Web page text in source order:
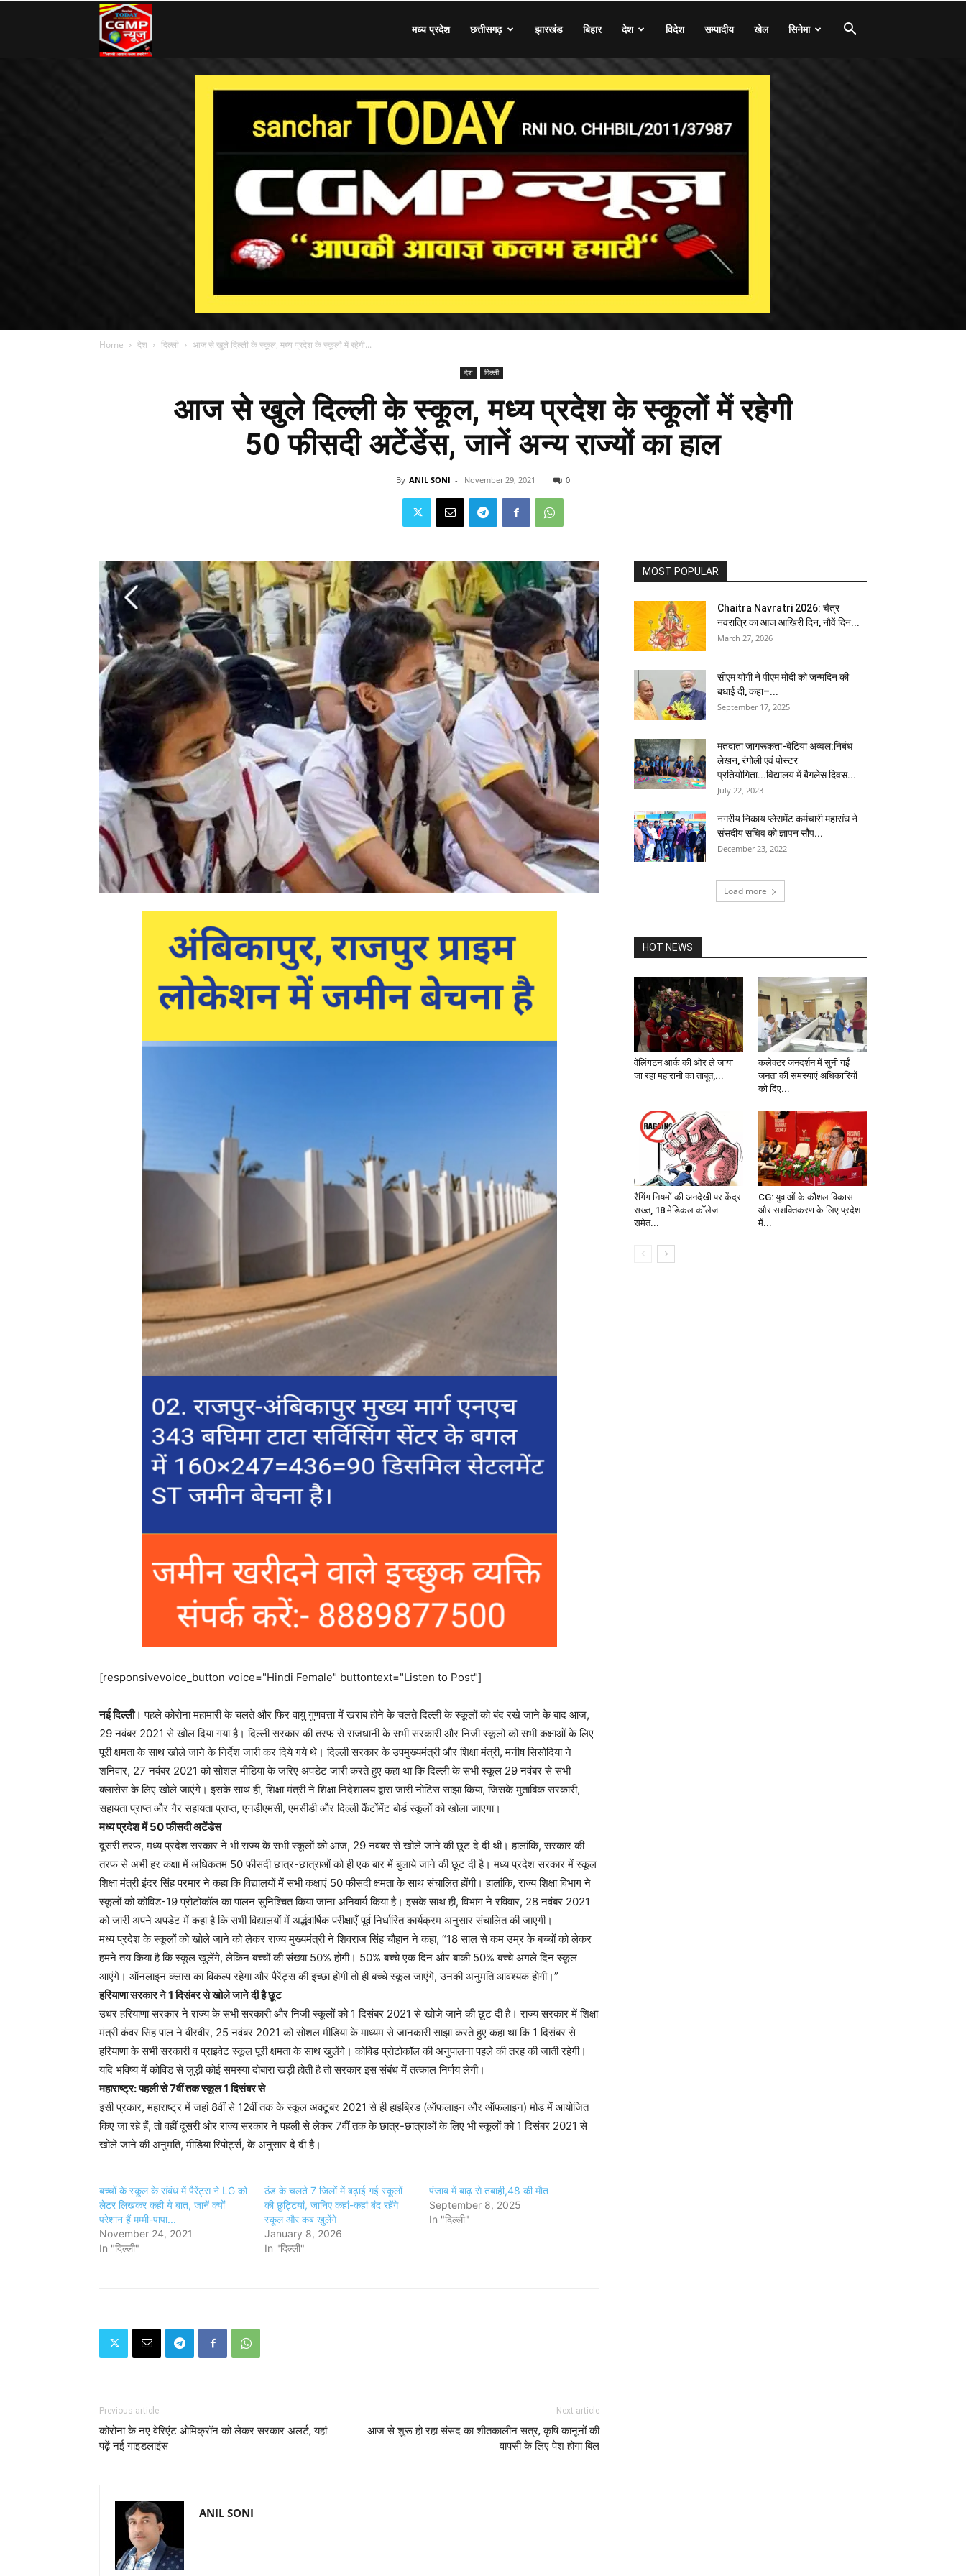
मध्य प्रदेश छत्तीसगढ़ झारखंड बिहार देश विदेश सम्पादीय खेल सिनेमा
Home देश दिल्ली आज से खुले दिल्ली के स्कूल, मध्य प्रदेश के स्कूलों में रहेगी...
देश दिल्ली
आज से खुले दिल्ली के स्कूल, मध्य प्रदेश के स्कूलों में रहेगी
50 फीसदी अटेंडेंस, जानें अन्य राज्यों का हाल
By ANIL SONI - November 29, 2021 0
[responsivevoice_button voice="Hindi Female" buttontext="Listen to Post"]
नई दिल्ली। पहले कोरोना महामारी के चलते और फिर वायु गुणवत्ता में खराब होने के चलते दिल्ली के स्कूलों को बंद रखे जाने के बाद आज,
29 नवंबर 2021 से खोल दिया गया है। दिल्ली सरकार की तरफ से राजधानी के सभी सरकारी और निजी स्कूलों को सभी कक्षाओं के लिए
पूरी क्षमता के साथ खोले जाने के निर्देश जारी कर दिये गये थे। दिल्ली सरकार के उपमुख्यमंत्री और शिक्षा मंत्री, मनीष सिसोदिया ने
शनिवार, 27 नवंबर 2021 को सोशल मीडिया के जरिए अपडेट जारी करते हुए कहा था कि दिल्ली के सभी स्कूल 29 नवंबर से सभी
क्लासेस के लिए खोले जाएंगे। इसके साथ ही, शिक्षा मंत्री ने शिक्षा निदेशालय द्वारा जारी नोटिस साझा किया, जिसके मुताबिक सरकारी,
सहायता प्राप्त और गैर सहायता प्राप्त, एनडीएमसी, एमसीडी और दिल्ली कैंटोंमेंट बोर्ड स्कूलों को खोला जाएगा।
मध्य प्रदेश में 50 फीसदी अटेंडेस
दूसरी तरफ, मध्य प्रदेश सरकार ने भी राज्य के सभी स्कूलों को आज, 29 नवंबर से खोले जाने की छूट दे दी थी। हालांकि, सरकार की
तरफ से अभी हर कक्षा में अधिकतम 50 फीसदी छात्र-छात्राओं को ही एक बार में बुलाये जाने की छूट दी है। मध्य प्रदेश सरकार में स्कूल
शिक्षा मंत्री इंदर सिंह परमार ने कहा कि विद्यालयों में सभी कक्षाएं 50 फीसदी क्षमता के साथ संचालित होंगी। हालांकि, राज्य शिक्षा विभाग ने
स्कूलों को कोविड-19 प्रोटोकॉल का पालन सुनिश्चित किया जाना अनिवार्य किया है। इसके साथ ही, विभाग ने रविवार, 28 नवंबर 2021
को जारी अपने अपडेट में कहा है कि सभी विद्यालयों में अर्द्धवार्षिक परीक्षाएँ पूर्व निर्धारित कार्यक्रम अनुसार संचालित की जाएगी।
मध्य प्रदेश के स्कूलों को खोले जाने को लेकर राज्य मुख्यमंत्री ने शिवराज सिंह चौहान ने कहा, “18 साल से कम उम्र के बच्चों को लेकर
हमने तय किया है कि स्कूल खुलेंगे, लेकिन बच्चों की संख्या 50% होगी। 50% बच्चे एक दिन और बाकी 50% बच्चे अगले दिन स्कूल
आएंगे। ऑनलाइन क्लास का विकल्प रहेगा और पैरेंट्स की इच्छा होगी तो ही बच्चे स्कूल जाएंगे, उनकी अनुमति आवश्यक होगी।”
हरियाणा सरकार ने 1 दिसंबर से खोले जाने दी है छूट
उधर हरियाणा सरकार ने राज्य के सभी सरकारी और निजी स्कूलों को 1 दिसंबर 2021 से खोजे जाने की छूट दी है। राज्य सरकार में शिक्षा
मंत्री कंवर सिंह पाल ने वीरवीर, 25 नवंबर 2021 को सोशल मीडिया के माध्यम से जानकारी साझा करते हुए कहा था कि 1 दिसंबर से
हरियाणा के सभी सरकारी व प्राइवेट स्कूल पूरी क्षमता के साथ खुलेंगे। कोविड प्रोटोकॉल की अनुपालना पहले की तरह की जाती रहेगी।
यदि भविष्य में कोविड से जुड़ी कोई समस्या दोबारा खड़ी होती है तो सरकार इस संबंध में तत्काल निर्णय लेगी।
महाराष्ट्र: पहली से 7वीं तक स्कूल 1 दिसंबर से
इसी प्रकार, महाराष्ट्र में जहां 8वीं से 12वीं तक के स्कूल अक्टूबर 2021 से ही हाइब्रिड (ऑफलाइन और ऑफलाइन) मोड में आयोजित
किए जा रहे हैं, तो वहीं दूसरी ओर राज्य सरकार ने पहली से लेकर 7वीं तक के छात्र-छात्राओं के लिए भी स्कूलों को 1 दिसंबर 2021 से
खोले जाने की अनुमति, मीडिया रिपोर्ट्स, के अनुसार दे दी है।
बच्चों के स्कूल के संबंध में पैरेंट्स ने LG को
लेटर लिखकर कही ये बात, जानें क्यों
परेशान हैं मम्मी-पापा...
November 24, 2021
In "दिल्ली"
ठंड के चलते 7 जिलों में बढ़ाई गई स्कूलों
की छुट्टियां, जानिए कहां-कहां बंद रहेंगे
स्कूल और कब खुलेंगे
January 8, 2026
In "दिल्ली"
पंजाब में बाढ़ से तबाही,48 की माैत
September 8, 2025
In "दिल्ली"
Previous article
कोरोना के नए वेरिएंट ओमिक्रॉन को लेकर सरकार अलर्ट, यहां
पढ़ें नई गाइडलाइंस
Next article
आज से शुरू हो रहा संसद का शीतकालीन सत्र, कृषि कानूनों की
वापसी के लिए पेश होगा बिल
ANIL SONI
MOST POPULAR
Chaitra Navratri 2026: चैत्र
नवरात्रि का आज आखिरी दिन, नौवें दिन...
March 27, 2026
सीएम योगी ने पीएम मोदी को जन्मदिन की
बधाई दी, कहा–...
September 17, 2025
मतदाता जागरूकता-बेटियां अव्वल:निबंध
लेखन, रंगोली एवं पोस्टर
प्रतियोगिता...विद्यालय में बैगलेस दिवस...
July 22, 2023
नगरीय निकाय प्लेसमेंट कर्मचारी महासंघ ने
संसदीय सचिव को ज्ञापन सौंप...
December 23, 2022
Load more
HOT NEWS
वेलिंगटन आर्क की ओर ले जाया
जा रहा महारानी का ताबूत,...
कलेक्टर जनदर्शन में सुनी गईं
जनता की समस्याएं अधिकारियों
को दिए...
रैगिंग नियमों की अनदेखी पर केंद्र
सख्त, 18 मेडिकल कॉलेज
समेत...
CG: युवाओं के कौशल विकास
और सशक्तिकरण के लिए प्रदेश
में...